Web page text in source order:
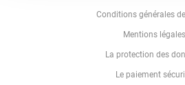
Conditions générales
Mentions légales
La protection des
Le paiement